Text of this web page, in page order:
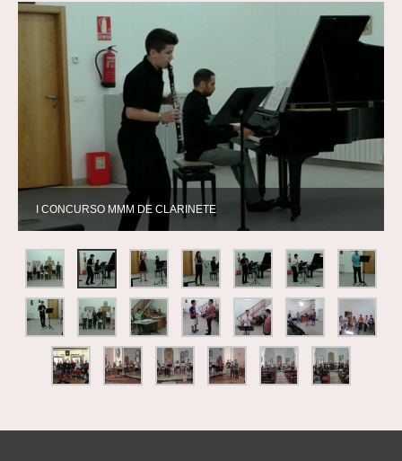
I CONCURSO MMM DE CLARINETE